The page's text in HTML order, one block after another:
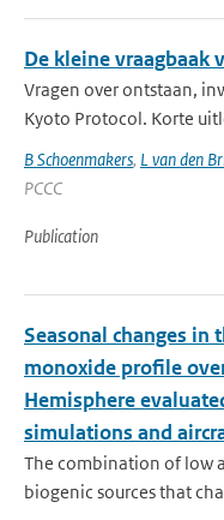
De kleine vraagbaak
Vragen over ontstaan,
Kyoto Protocol. Korte
B Schoenmakers, L van den
PCCC
Publication
Seasonal changes in
monoxide profile
Hemisphere
simulations and
The combination of low
biogenic sources that